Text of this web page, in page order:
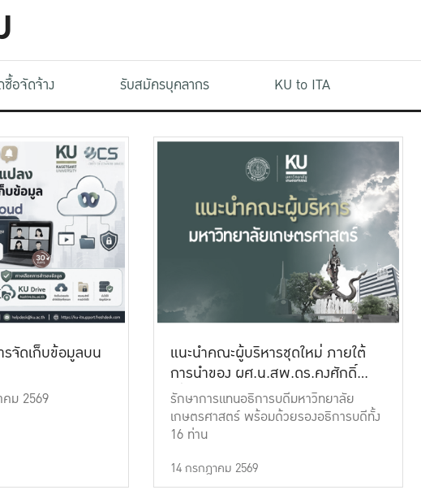
ซื้อจัดจ้าง รับสมัครบุคลากร KU to ITA
จัดเก็บข้อมูลบน
ม 2569
แนะนำคณะผู้บริหารชุดใหม่ ภายใต้
การนำของ ผศ.น.สพ.ดร.คงศักดิ์
เที่ยงธรรม
รักษาการแทนอธิการบดีมหาวิทยาลัย
เกษตรศาสตร์ พร้อมด้วยรองอธิการบดีทั้ง
16 ท่าน
14 กรกฎาคม 2569